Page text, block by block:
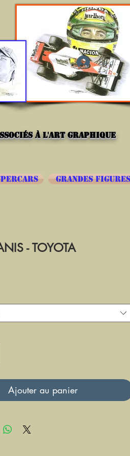
Se
à l'art graphique
- TOYOTA
Ajouter au panier
GRANDES FIGURES